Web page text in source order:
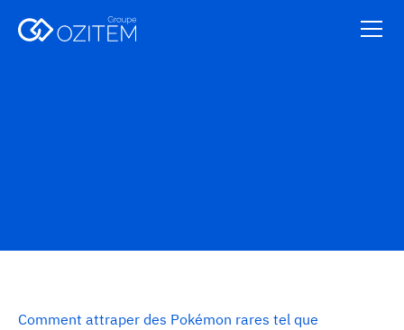
Comment attraper des Pokémon rares tel que